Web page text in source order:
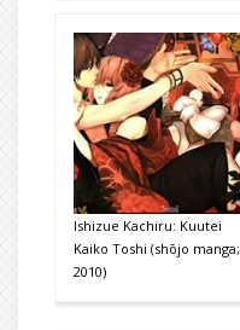
Ishizue Kachiru: Kuutei
Kaiko Toshi (shōjo manga;
2010)